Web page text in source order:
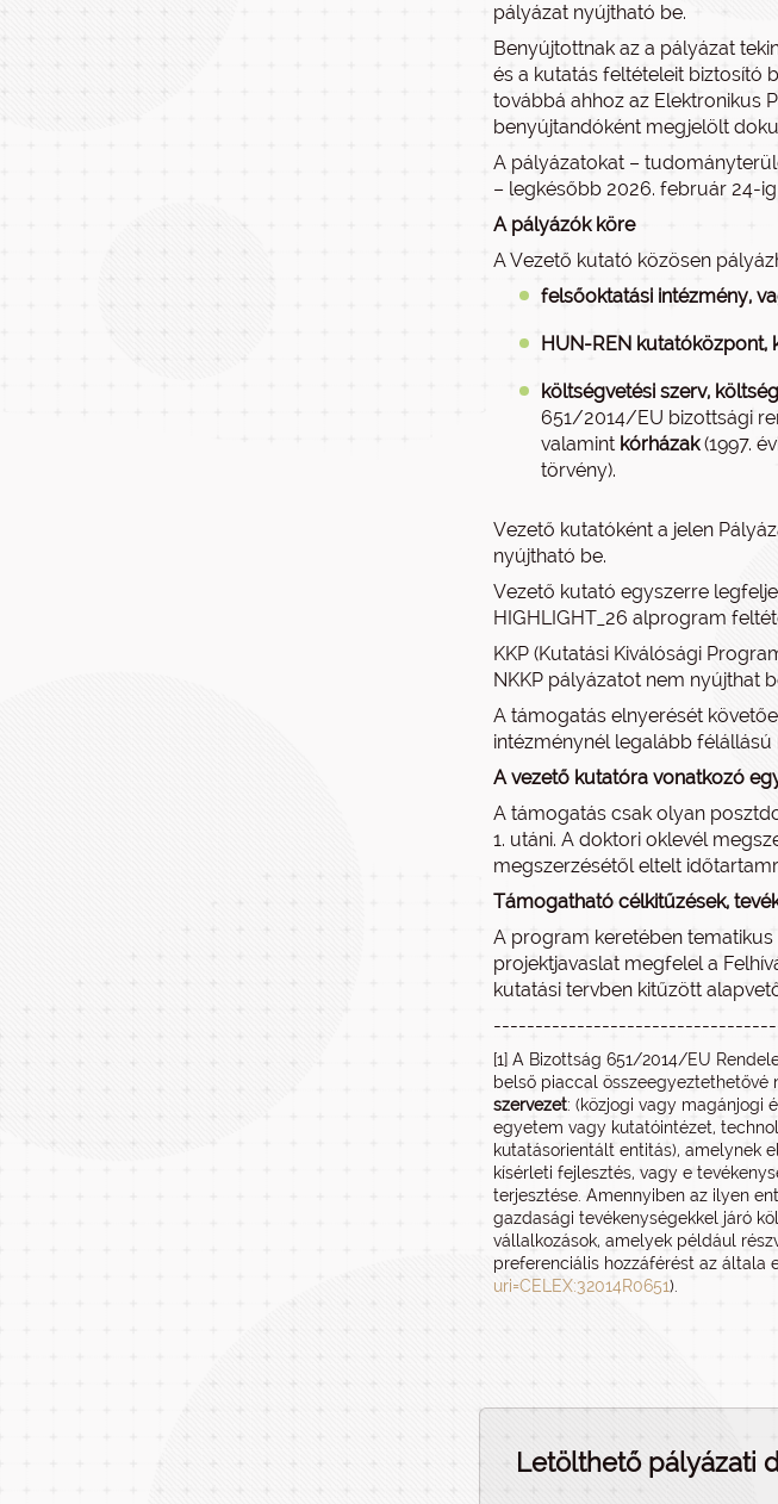
pályázat nyújtható be.
Benyújtottnak az a pályázat
és a kutatás feltételeit biztosító
továbbá ahhoz az Elektronikus
benyújtandóként megjelölt
A pályázatokat –
– legkésőbb 2026. február 24-
A pályázók köre
A Vezető kutató közösen
felsőoktatási intézmény,
HUN-REN kutatóközpont,
költségvetési szerv,
651/2014/EU bizottsági
valamint kórházak(1997.
törvény).
Vezető kutatóként a jelen
nyújtható be.
Vezető kutató egyszerre
HIGHLIGHT_26 alprogram
KKP (Kutatási Kiválósági
NKKP pályázatot nem nyújthat
A támogatás elnyerését
intézménynél legalább
A vezető kutatóra vonatkozó
A támogatás csak olyan
1. utáni. A doktori oklevél
megszerzésétől eltelt
Támogatható célkitűzések,
A program keretében
projektjavaslat megfelel a
kutatási tervben kitűzött
[1] A Bizottság 651/2014/EU
belső piaccal összeegyeztethetővé
szervezet: (közjogi vagy magánjogi
egyetem vagy kutatóintézet,
kutatásorientált entitás), amelynek
kísérleti fejlesztés, vagy e
terjesztése. Amennyiben az ilyen
gazdasági tevékenységekkel járó
vállalkozások, amelyek például
preferenciális hozzáférést az általa
uri=CELEX:32014R0651).
Letölthető pályázati